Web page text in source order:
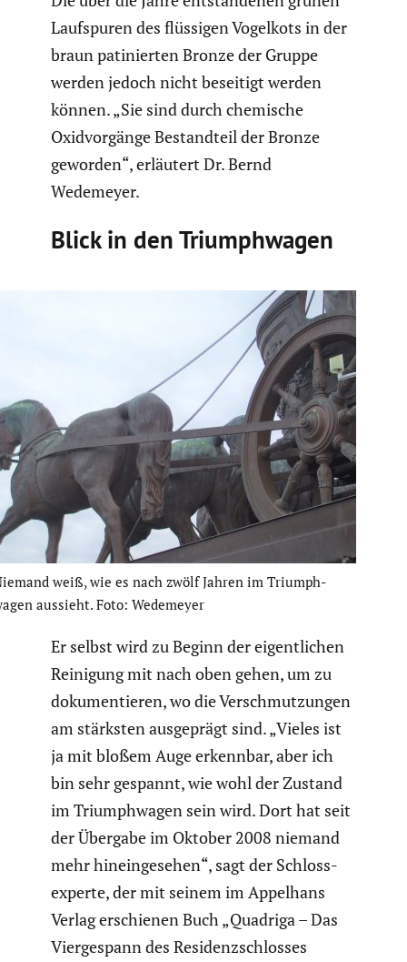
Laufspuren des flüssigen Vogelkots in der
braun patinierten Bronze der Gruppe
werden jedoch nicht beseitigt werden
können. „Sie sind durch chemische
Oxidvor­gänge Bestand­teil der Bronze
geworden“, erläutert Dr. Bernd
Wedemeyer.
Blick in den Trium­ph­wagen
weiß, wie es nach zwölf Jahren im Trium­ph­
aussieht. Foto: Wedemeyer
Er selbst wird zu Beginn der eigent­li­chen
Reinigung mit nach oben gehen, um zu
dokumen­tieren, wo die Verschmut­zungen
am stärksten ausge­prägt sind. „Vieles ist
ja mit bloßem Auge erkennbar, aber ich
bin sehr gespannt, wie wohl der Zustand
im Trium­ph­wagen sein wird. Dort hat seit
der Übergabe im Oktober 2008 niemand
mehr hinein­ge­sehen“, sagt der Schloss­
experte, der mit seinem im Appelhans
Verlag erschienen Buch „Quadriga – Das
Vierge­spann des Residenz­schlosses